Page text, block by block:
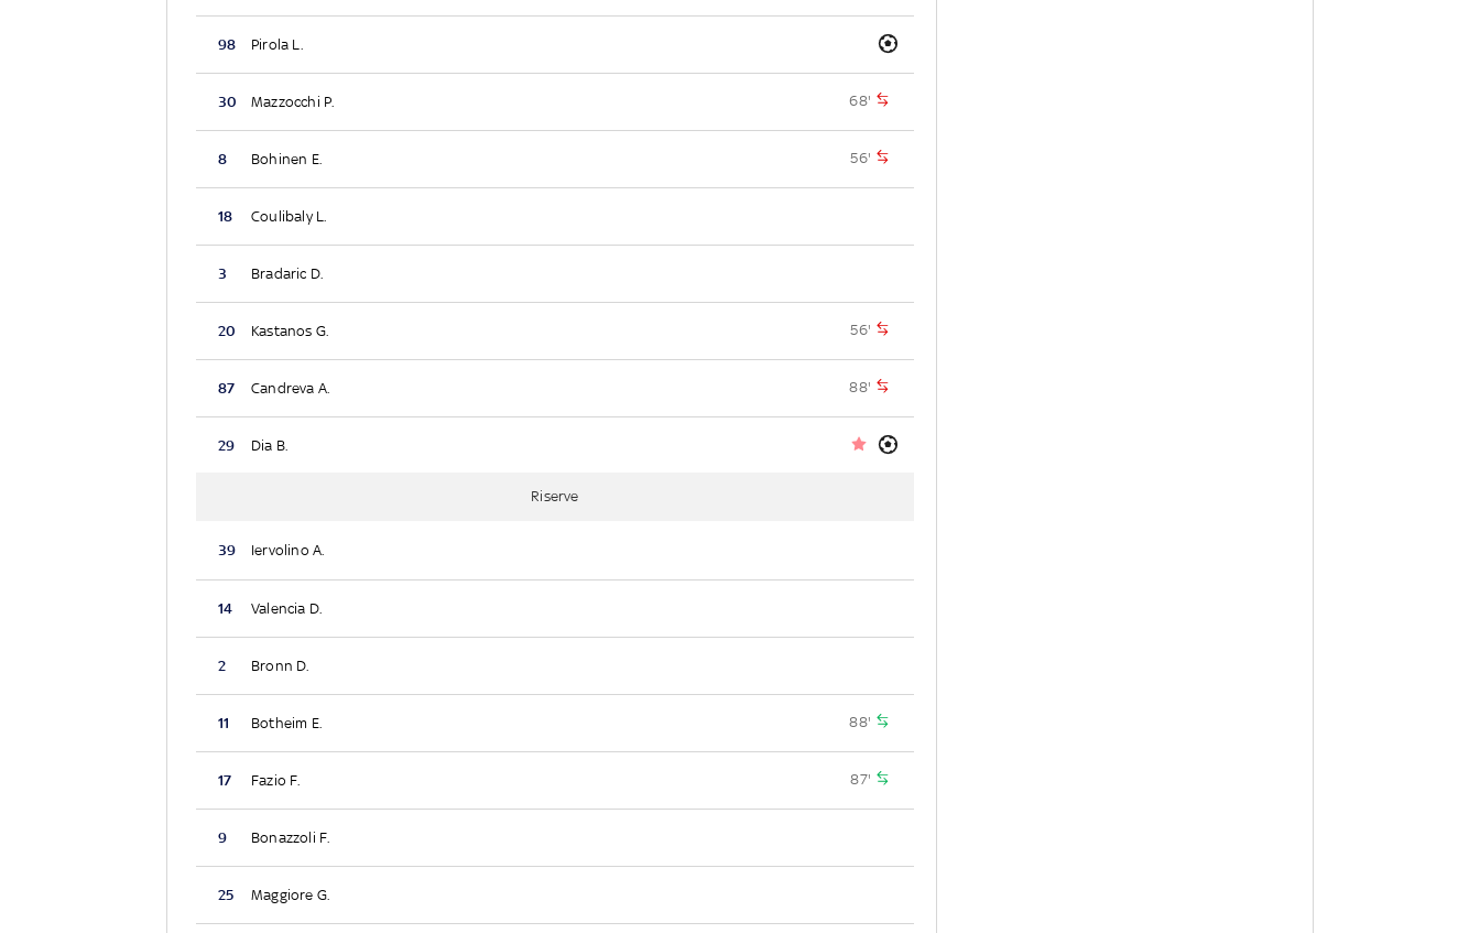
98 Pirola L.
30 Mazzocchi P. 68'
8 Bohinen E. 56'
18 Coulibaly L.
3 Bradaric D.
20 Kastanos G. 56'
87 Candreva A. 88'
29 Dia B.
Riserve
39 Iervolino A.
14 Valencia D.
2 Bronn D.
11 Botheim E. 88'
17 Fazio F. 87'
9 Bonazzoli F.
25 Maggiore G.